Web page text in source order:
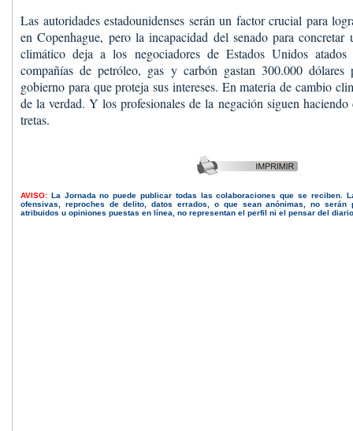
Las autoridades estadounidenses serán un factor crucial para
en Copenhague, pero la incapacidad del senado para
climático deja a los negociadores de Estados Unidos
compañías de petróleo, gas y carbón gastan 300.000
gobierno para que proteja sus intereses. En materia de cambio
de la verdad. Y los profesionales de la negación siguen haciendo
tretas.
AVISO: La Jornada no puede publicar todas las colaboraciones que se reciben.
ofensivas, reproches de delito, datos errados, o que sean anónimas, no serán
atribuidos u opiniones puestas en línea, no representan el perfil ni el pensar del